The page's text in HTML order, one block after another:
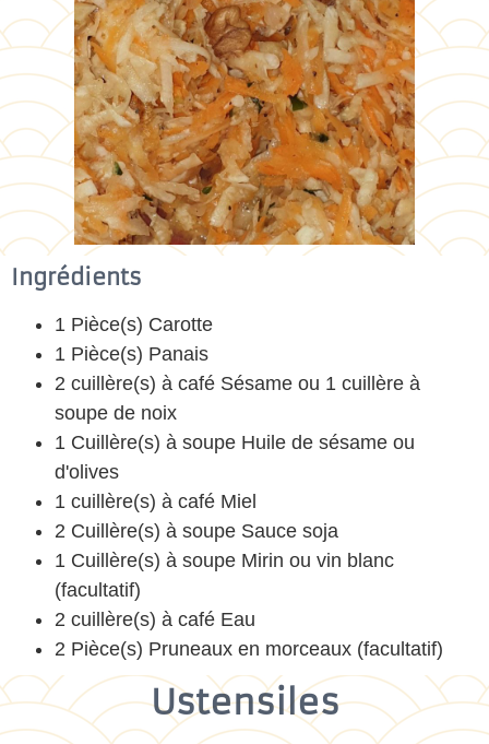
Ingrédients
1 Pièce(s) Carotte
1 Pièce(s) Panais
2 cuillère(s) à café Sésame ou 1 cuillère à
soupe de noix
1 Cuillère(s) à soupe Huile de sésame ou
d'olives
1 cuillère(s) à café Miel
2 Cuillère(s) à soupe Sauce soja
1 Cuillère(s) à soupe Mirin ou vin blanc
(facultatif)
2 cuillère(s) à café Eau
2 Pièce(s) Pruneaux en morceaux (facultatif)
Ustensiles